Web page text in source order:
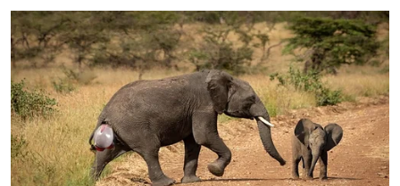
มีฝนฟ้าคะนองร้อยละ 30 ของพื้นที่ โดยเฉพาะ
ประจวบคีรีขันธ์ ชุมพร สุราษฎร์ธานี นครศรีธรรมราช ยะลา
และนราธิวาส
ตั้งแต่ชุมพรขึ้นมา คลื่นสูงประมาณ 1 เมตร
ตั้งแต่สุราษฎร์ธานีลงไป คลื่นสูง 1–2 เมตร และมากกว่า 2
เมตรในบริเวณที่มีพายุฝน